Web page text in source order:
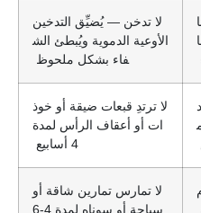
لا تدخن — يُضيِّق التدخين
الأوعية الدموية ويُبطئ الش
فاء بشكل ملحوظ
لا ترتدِ قبعات ضيقة أو خوذ
ات أو أعقاف الرأس لمدة
4 أسابيع
لا تمارس تمارين شاقة أو
سباحة أو سوناه لمدة 4-6